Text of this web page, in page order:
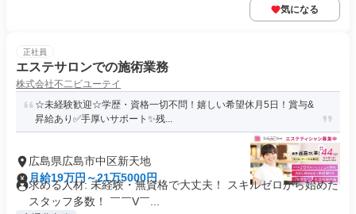
気になる
正社員
エステサロンでの施術業務
株式会社不二ビユーテイ
☆未経験歓迎☆学歴・資格一切不問！嬉しい希望休月5日！賞与&
昇給あり✅手厚いサポート✨️残...
広島県広島市中区新天地
月給19万円～21万5000円
求める人材: 未経験・無資格で大丈夫！ スキルゼロから始めた
スタッフ多数！ ￣￣V￣...